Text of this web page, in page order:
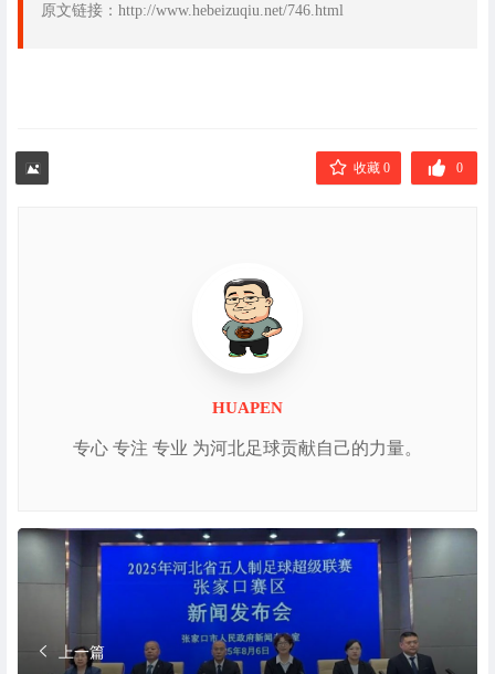
原文链接：http://www.hebeizuqiu.net/746.html
收藏 0 0
HUAPEN
专心 专注 专业 为河北足球贡献自己的力量。
上一篇